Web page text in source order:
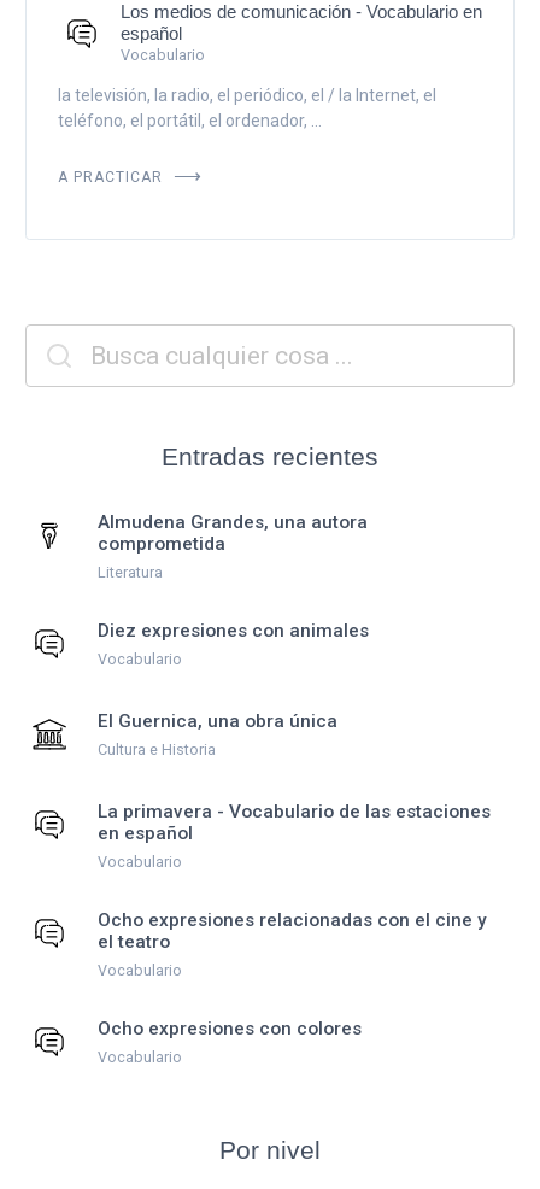
Los medios de comunicación - Vocabulario en
español
Vocabulario
la televisión, la radio, el periódico, el / la Internet, el
teléfono, el portátil, el ordenador, ...
A PRACTICAR
Entradas recientes
Almudena Grandes, una autora
comprometida
Literatura
Diez expresiones con animales
Vocabulario
El Guernica, una obra única
Cultura e Historia
La primavera - Vocabulario de las estaciones
en español
Vocabulario
Ocho expresiones relacionadas con el cine y
el teatro
Vocabulario
Ocho expresiones con colores
Vocabulario
Por nivel